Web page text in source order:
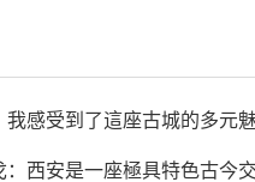
感受到了這座古城的多元
：西安是一座極具特色古今